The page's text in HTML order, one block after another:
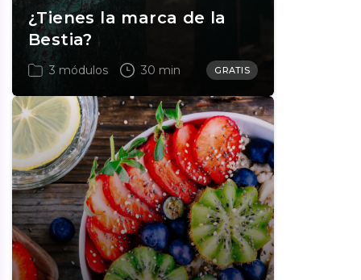
¿Tienes la marca de la
Bestia?
3 módulos 30 min GRATIS